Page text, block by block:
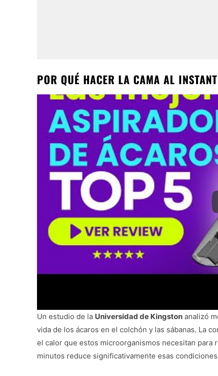
POR QUÉ HACER LA CAMA AL
Un estudio de la Universidad de Kingston analizó
vida de los ácaros en el colchón y las sábanas. La
el calor que estos microorganismos necesitan
minutos reduce significativamente esas